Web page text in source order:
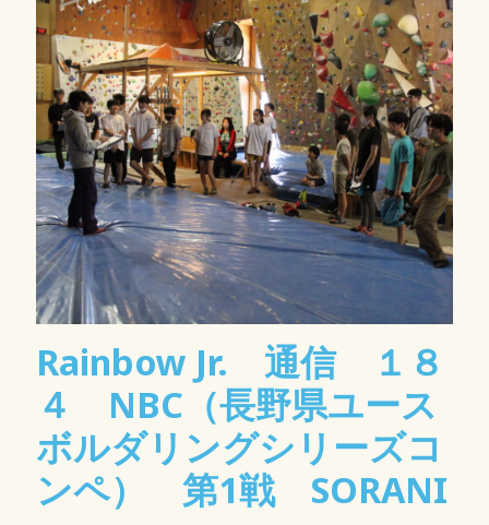
Rainbow Jr. 通信 １８
４ NBC（長野県ユース
ボルダリングシリーズコ
ンペ） 第1戦 SORANI